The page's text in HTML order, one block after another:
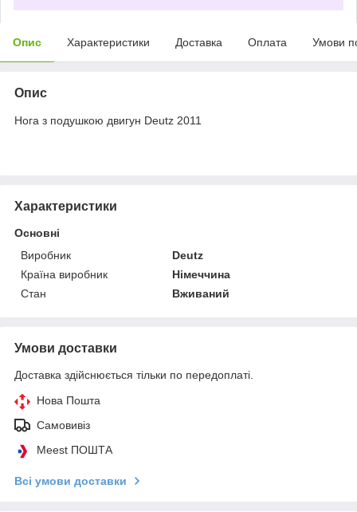
Опис Характеристики Доставка Оплата Умови
Опис
Нога з подушкою двигун Deutz 2011
Характеристики
Основні
Виробник
Deutz
Країна виробник
Німеччина
Стан
Вживаний
Умови доставки
Доставка здійснюється тільки по передоплаті.
Нова Пошта
Самовивіз
Meest ПОШТА
Всі умови доставки